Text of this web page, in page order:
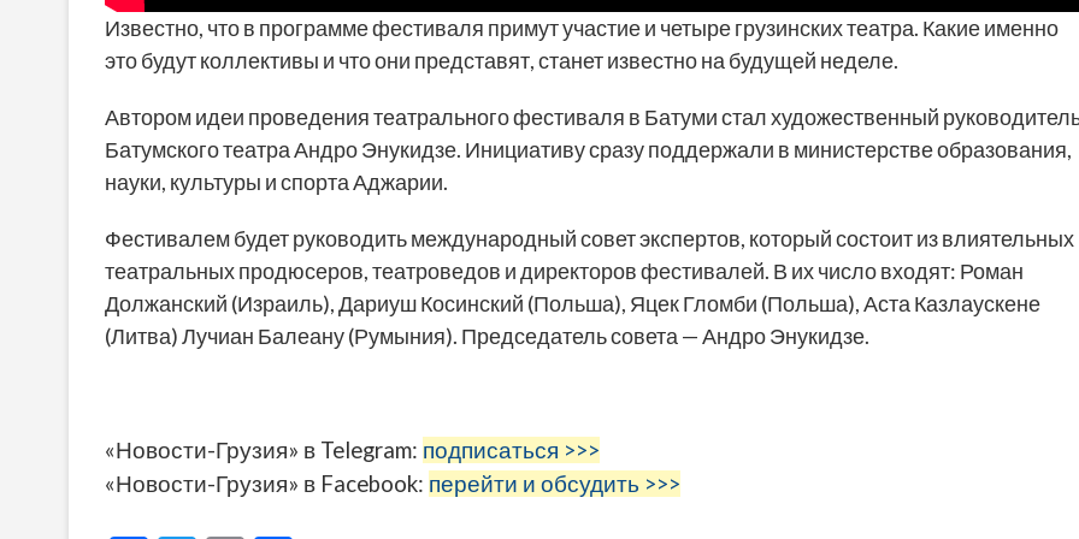
Известно, что в программе фестиваля примут участие и четыре грузинских театра. Какие именно
это будут коллективы и что они представят, станет известно на будущей неделе.
Автором идеи проведения театрального фестиваля в Батуми стал художественный
Батумского театра Андро Энукидзе. Инициативу сразу поддержали в министерстве образования,
науки, культуры и спорта Аджарии.
Фестивалем будет руководить международный совет экспертов, который состоит из влиятельных
театральных продюсеров, театроведов и директоров фестивалей. В их число входят: Роман
Должанский (Израиль), Дариуш Косинский (Польша), Яцек Гломби (Польша), Аста Казлаускене
(Литва) Лучиан Балеану (Румыния). Председатель совета — Андро Энукидзе.
«Новости-Грузия» в Telegram: подписаться >>>
«Новости-Грузия» в Facebook: перейти и обсудить >>>